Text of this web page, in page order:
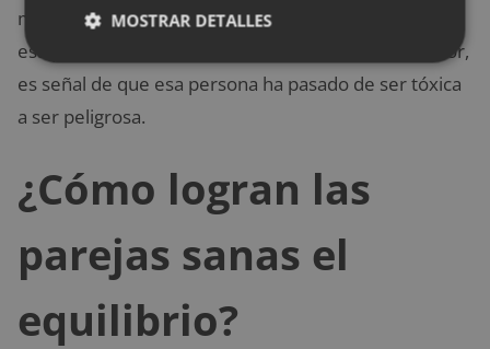
mejor es romper totalmente la relación y alejarse de
esa persona. Una agresión física no es señal de amor,
es señal de que esa persona ha pasado de ser tóxica
a ser peligrosa.
¿Cómo logran las
parejas sanas el
equilibrio?
MOSTRAR DETALLES